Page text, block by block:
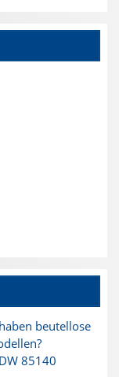
beutellose
85140